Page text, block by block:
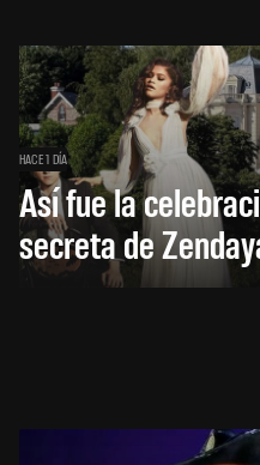
HACE 1 DÍA
Así fue la
secreta de